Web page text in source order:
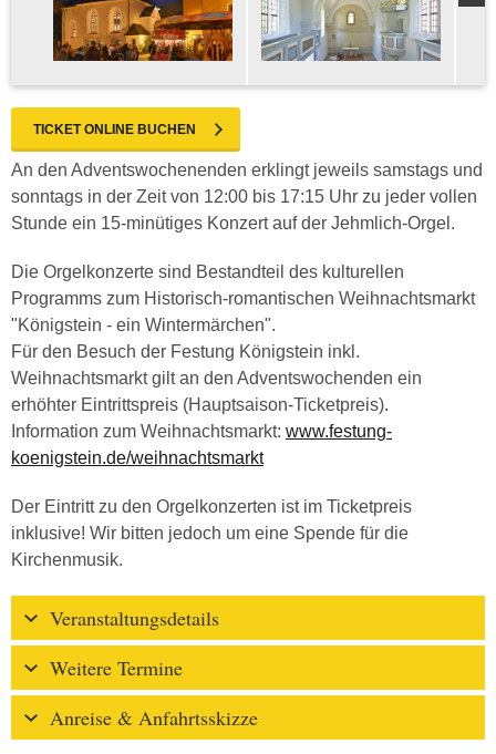
TICKET ONLINE BUCHEN
An den Adventswochenenden erklingt jeweils samstags und
sonntags in der Zeit von 12:00 bis 17:15 Uhr zu jeder vollen
Stunde ein 15-minütiges Konzert auf der Jehmlich-Orgel.
Die Orgelkonzerte sind Bestandteil des kulturellen
Programms zum Historisch-romantischen Weihnachtsmarkt
"Königstein - ein Wintermärchen".
Für den Besuch der Festung Königstein inkl.
Weihnachtsmarkt gilt an den Adventswochenden ein
erhöhter Eintrittspreis (Hauptsaison-Ticketpreis).
Information zum Weihnachtsmarkt: www.festung-
koenigstein.de/weihnachtsmarkt
Der Eintritt zu den Orgelkonzerten ist im Ticketpreis
inklusive! Wir bitten jedoch um eine Spende für die
Kirchenmusik.
Veranstaltungsdetails
Weitere Termine
Anreise & Anfahrtsskizze